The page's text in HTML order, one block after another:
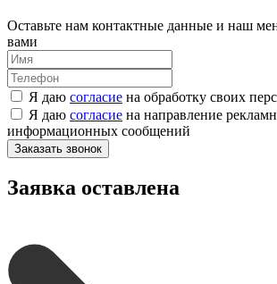
Оставьте нам контактные данные и наш
вами
Я даю согласие на обработку своих
Я даю согласие на направление
информационных сообщений
Заказать звонок
Заявка оставлена